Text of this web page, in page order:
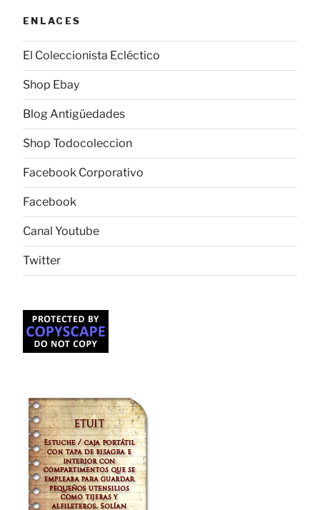
ENLACES
El Coleccionista Ecléctico
Shop Ebay
Blog Antigüedades
Shop Todocoleccion
Facebook Corporativo
Facebook
Canal Youtube
Twitter